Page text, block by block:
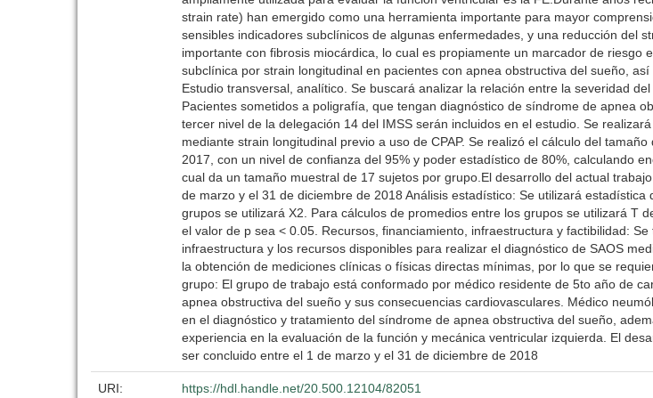
strain rate) han emergido como una herramienta importante para mayor
sensibles indicadores subclínicos de algunas enfermedades, y una reducción del
importante con fibrosis miocárdica, lo cual es propiamente un marcador de
subclínica por strain longitudinal en pacientes con apnea obstructiva del sueño,
Estudio transversal, analítico. Se buscará analizar la relación entre la severidad
Pacientes sometidos a poligrafía, que tengan diagnóstico de síndrome de apnea
tercer nivel de la delegación 14 del IMSS serán incluidos en el estudio. Se
mediante strain longitudinal previo a uso de CPAP. Se realizó el cálculo del
2017, con un nivel de confianza del 95% y poder estadístico de 80%, calculando
cual da un tamaño muestral de 17 sujetos por grupo.El desarrollo del actual
de marzo y el 31 de diciembre de 2018 Análisis estadístico: Se utilizará
grupos se utilizará X2. Para cálculos de promedios entre los grupos se utilizará T
el valor de p sea < 0.05. Recursos, financiamiento, infraestructura y factibilidad:
infraestructura y los recursos disponibles para realizar el diagnóstico de SAOS
la obtención de mediciones clínicas o físicas directas mínimas, por lo que se
grupo: El grupo de trabajo está conformado por médico residente de 5to año de
apnea obstructiva del sueño y sus consecuencias cardiovasculares. Médico
en el diagnóstico y tratamiento del síndrome de apnea obstructiva del sueño,
experiencia en la evaluación de la función y mecánica ventricular izquierda. El
ser concluido entre el 1 de marzo y el 31 de diciembre de 2018
URI:
https://hdl.handle.net/20.500.12104/82051